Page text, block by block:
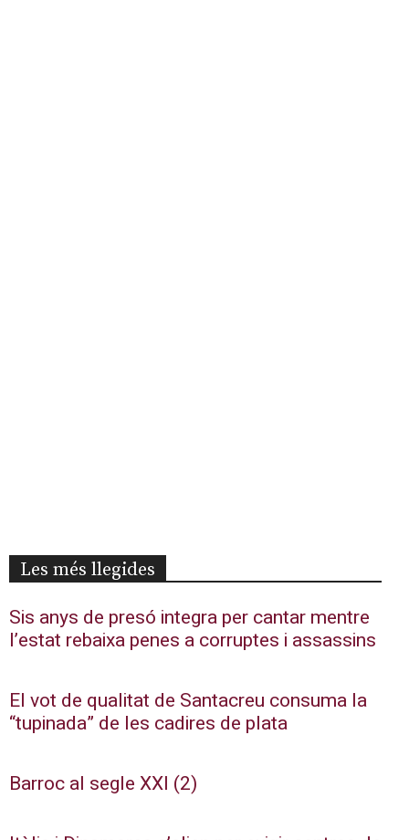
Les més llegides
Sis anys de presó integra per cantar mentre
l’estat rebaixa penes a corruptes i assassins
El vot de qualitat de Santacreu consuma la
“tupinada” de les cadires de plata
Barroc al segle XXI (2)